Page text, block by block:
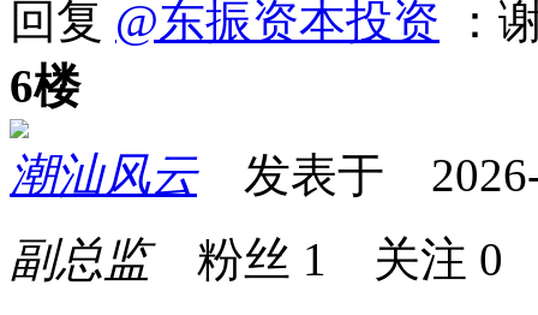
回复 @东振资本投资 ：
6楼
潮汕风云发表于 2026-
副总监粉丝 1 关注 0